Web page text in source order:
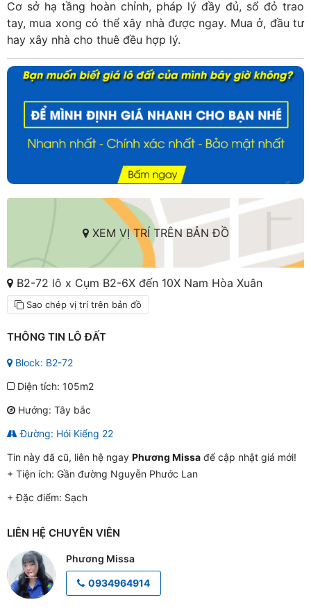
Cơ sở hạ tầng hoàn chỉnh, pháp lý đầy đủ, sổ đỏ trao
tay, mua xong có thể xây nhà được ngay. Mua ở, đầu tư
hay xây nhà cho thuê đều hợp lý.
XEM VỊ TRÍ TRÊN BẢN ĐỒ
B2-72 lô x Cụm B2-6X đến 10X Nam Hòa Xuân
Sao chép vị trí trên bản đồ
THÔNG TIN LÔ ĐẤT
Block: B2-72
Diện tích: 105m2
Hướng: Tây bắc
Đường: Hói Kiểng 22
Tin này đã cũ, liên hệ ngay Phương Missa để cập nhật giá mới!
+ Tiện ích: Gần đường Nguyễn Phước Lan
+ Đặc điểm: Sạch
LIÊN HỆ CHUYÊN VIÊN
Phương Missa
0934964914